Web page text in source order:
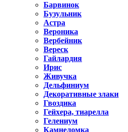
Барвинок
Бузульник
Астра
Вероника
Вербейник
Вереск
Гайлардия
Ирис
Живучка
Дельфиниум
Декоративные злаки
Гвоздика
Гейхера, тиарелла
Гелениум
Камнеломка